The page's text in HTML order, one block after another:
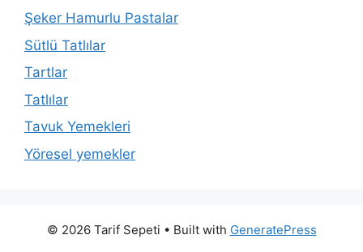
Şeker Hamurlu Pastalar
Sütlü Tatlılar
Tartlar
Tatlılar
Tavuk Yemekleri
Yöresel yemekler
© 2026 Tarif Sepeti • Built with GeneratePress